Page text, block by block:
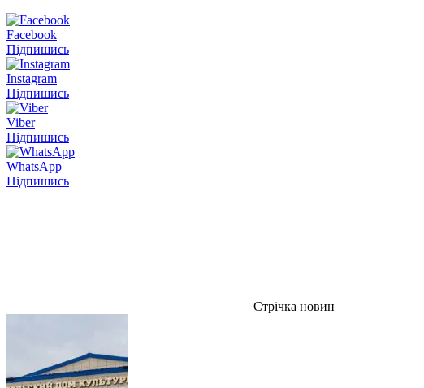
Facebook
Підпишись
Instagram
Підпишись
Viber
Підпишись
WhatsApp
Підпишись
Стрічка новин